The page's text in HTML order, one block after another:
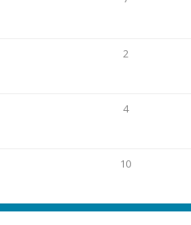
2
4
10